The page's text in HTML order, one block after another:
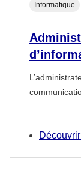
Informatique